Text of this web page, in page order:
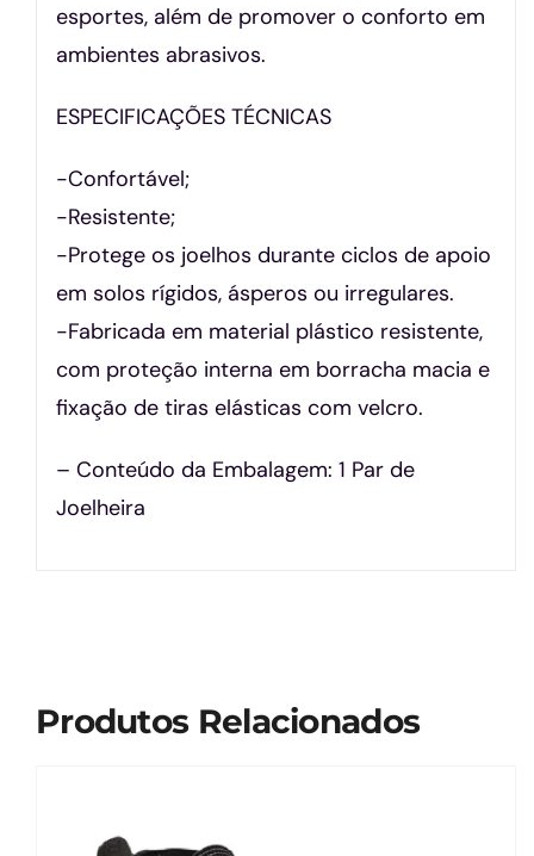
esportes, além de promover o conforto em
ambientes abrasivos.
ESPECIFICAÇÕES TÉCNICAS
-Confortável;
-Resistente;
-Protege os joelhos durante ciclos de apoio
em solos rígidos, ásperos ou irregulares.
-Fabricada em material plástico resistente,
com proteção interna em borracha macia e
fixação de tiras elásticas com velcro.
– Conteúdo da Embalagem: 1 Par de
Joelheira
Produtos Relacionados